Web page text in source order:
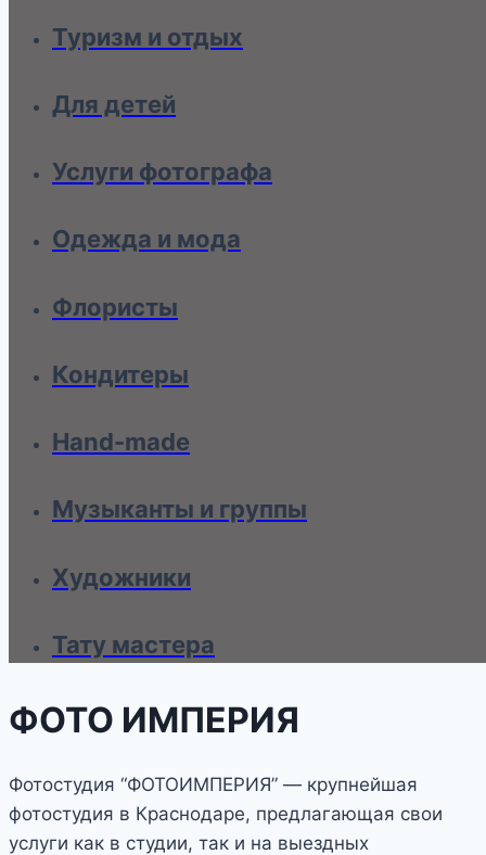
Туризм и отдых
Для детей
Услуги фотографа
Одежда и мода
Флористы
Кондитеры
Hand-made
Музыканты и группы
Художники
Тату мастера
ФОТО ИМПЕРИЯ
Фотостудия “ФОТОИМПЕРИЯ” — крупнейшая
фотостудия в Краснодаре, предлагающая свои
услуги как в студии, так и на выездных